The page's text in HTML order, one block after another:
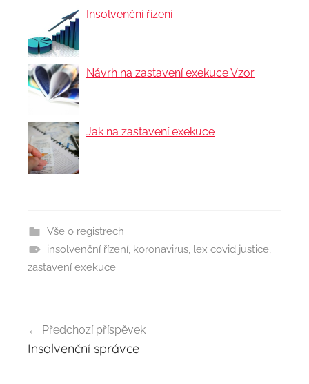
Insolvenční řízení
Návrh na zastavení exekuce Vzor
Jak na zastavení exekuce
Vše o registrech
insolvenční řízení, koronavirus, lex covid justice,
zastavení exekuce
Navigace
pro
Předchozí příspěvek
Insolvenční správce